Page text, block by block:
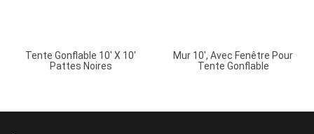
Tente Gonflable 10′ X 10′
Pattes Noires
Mur 10′, Avec Fenêtre Pour
Tente Gonflable